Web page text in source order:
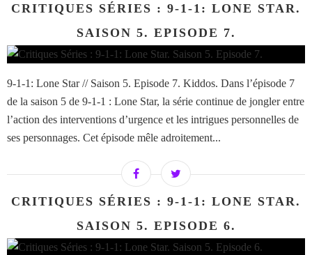
CRITIQUES SÉRIES : 9-1-1: LONE STAR.
SAISON 5. EPISODE 7.
9-1-1: Lone Star // Saison 5. Episode 7. Kiddos. Dans l’épisode 7
de la saison 5 de 9-1-1 : Lone Star, la série continue de jongler entre
l’action des interventions d’urgence et les intrigues personnelles de
ses personnages. Cet épisode mêle adroitement...
CRITIQUES SÉRIES : 9-1-1: LONE STAR.
SAISON 5. EPISODE 6.